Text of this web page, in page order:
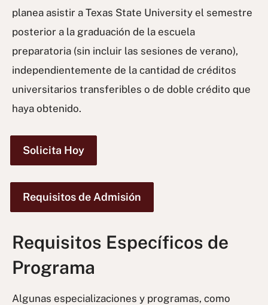
planea asistir a Texas State University el semestre
posterior a la graduación de la escuela
preparatoria (sin incluir las sesiones de verano),
independientemente de la cantidad de créditos
universitarios transferibles o de doble crédito que
haya obtenido.
Solicita Hoy
Requisitos de Admisión
Requisitos Específicos de
Programa
Algunas especializaciones y programas, como